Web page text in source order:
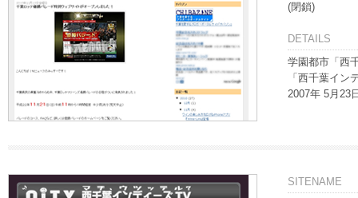
(閉鎖)
DETAILS
学園都市「西
「西千葉イン
2007年 5月23
SITENAME